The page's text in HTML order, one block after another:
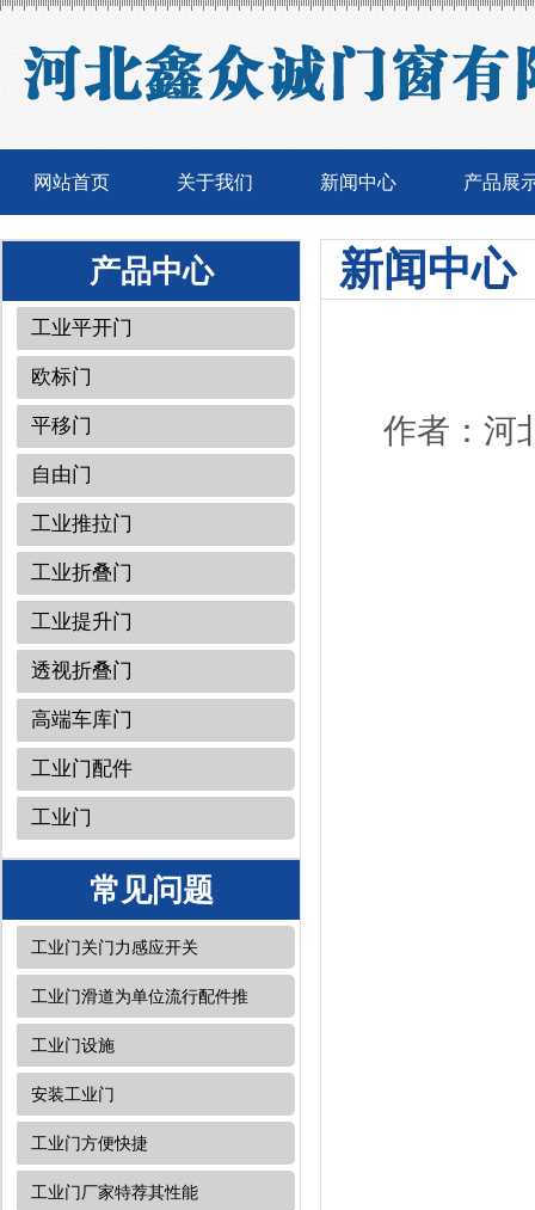
网站首页 关于我们 新闻中心 产品展
产品中心
工业平开门
欧标门
平移门
自由门
工业推拉门
工业折叠门
工业提升门
透视折叠门
高端车库门
工业门配件
工业门
常见问题
工业门关门力感应开关
工业门滑道为单位流行配件推
工业门设施
安装工业门
工业门方便快捷
工业门厂家特荐其性能
新闻中心
作者：河